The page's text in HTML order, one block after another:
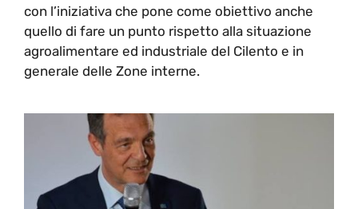
con l’iniziativa che pone come obiettivo anche
quello di fare un punto rispetto alla situazione
agroalimentare ed industriale del Cilento e in
generale delle Zone interne.